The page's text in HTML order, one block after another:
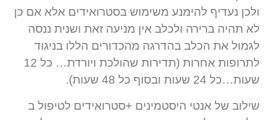
ולכן נעדיף להימנע משימוש בסטרואידים אלא אם כן
לא תהיה ברירה ולכלב אין מניעה זאת ושנית ננסה
לגמול את הכלב בהדרגה מהכדורים הללו בניגוד
לתרופות אחרות (תדירות שהולכת ויורדת… כל 12
שעות…כל 24 שעות ובסוף כל 48 שעות).
שילוב של אנטי היסטמינים +סטרואידים לטיפול ב